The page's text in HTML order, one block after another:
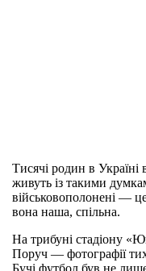
Тисячі родин в Україні
живуть із такими
військовополонені —
вона наша, спільна.
На трибуні стадіону
Поруч — фотографії
Бучі футбол був не